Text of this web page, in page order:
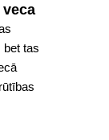
bet tas